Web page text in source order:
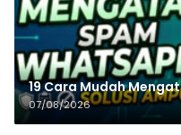
19 Cara Mudah
07/08/2026